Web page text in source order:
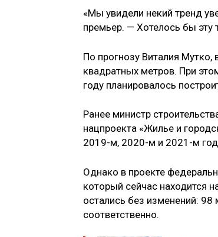
«Мы увидели некий тренд
премьер. — Хотелось бы эту
По прогнозу Виталия
квадратных метров. При
году планировалось
Ранее министр
нацпроекта «Жилье и
2019-м, 2020-м и 2021-м
Однако в проекте
который сейчас находится
остались без изменений:
соответственно.